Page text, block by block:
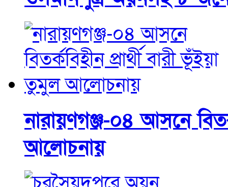
নারায়ণগঞ্জ-০৪ আসনে
আলোচনায়